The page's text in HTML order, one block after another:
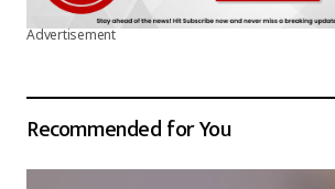
Advertisement
Recommended for You